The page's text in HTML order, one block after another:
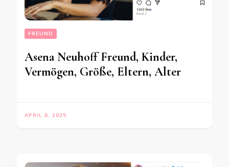
FREUND
Asena Neuhoff Freund, Kinder,
Vermögen, Größe, Eltern, Alter
APRIL 6, 2025